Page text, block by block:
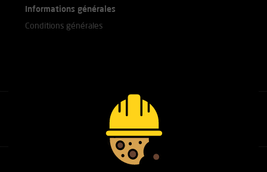
Informations générales
Conditions générales
Appelez nos experts
+31(0)76 751 25 18